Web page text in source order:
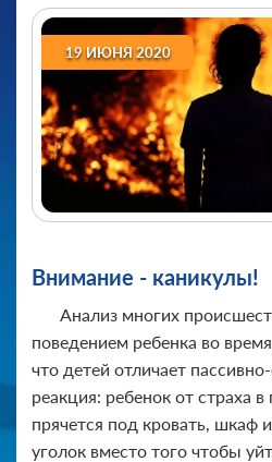
19 ИЮНЯ 2020
Внимание - каникулы!
Анализ многих
поведением ребенка во
что детей отличает
реакция: ребенок от страха
прячется под кровать, шкаф
уголок вместо того чтобы